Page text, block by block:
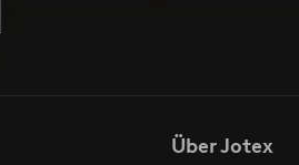
Über Jotex